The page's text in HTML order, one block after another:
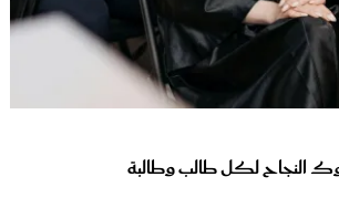
النجاح لكل طالب وطالبة